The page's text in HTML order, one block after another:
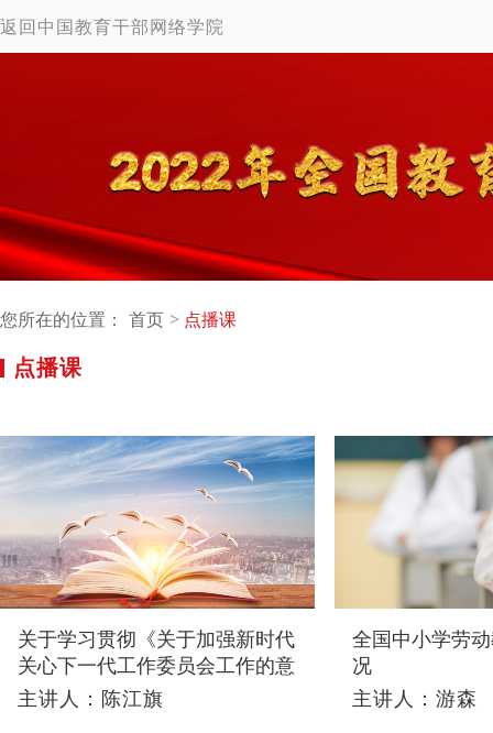
返回中国教育干部网络学院
您所在的位置： 首页 点播课
点播课
关于学习贯彻《关于加强新时代
关心下一代工作委员会工作的意
见》的思考
主讲人：陈江旗
全国中小学劳
况
主讲人：游森